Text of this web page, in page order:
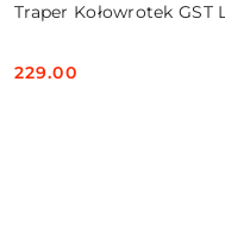
Traper Kołowrotek
Cena:
229.00